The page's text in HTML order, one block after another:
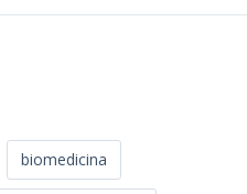
biomedicina